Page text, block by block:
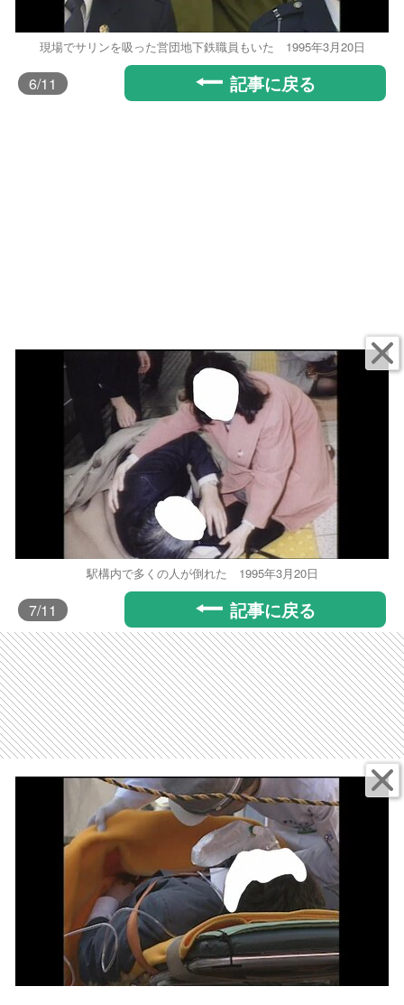
現場でサリンを吸った営団地下鉄職員もいた 1995年3月20日
6/11 記事に戻る
駅構内で多くの人が倒れた 1995年3月20日
7/11 記事に戻る